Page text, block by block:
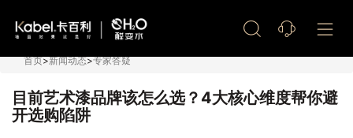
首页>新闻动态>专家答疑
目前艺术漆品牌该怎么选？4大核心维度帮你避
开选购陷阱